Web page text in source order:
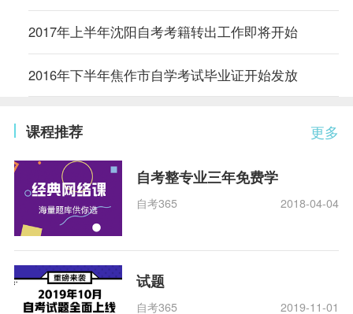
2017年上半年沈阳自考考籍转出工作即将开始
2016年下半年焦作市自学考试毕业证开始发放
更多
课程推荐
自考整专业三年免费学
自考365 2018-04-04
试题
自考365 2019-11-01